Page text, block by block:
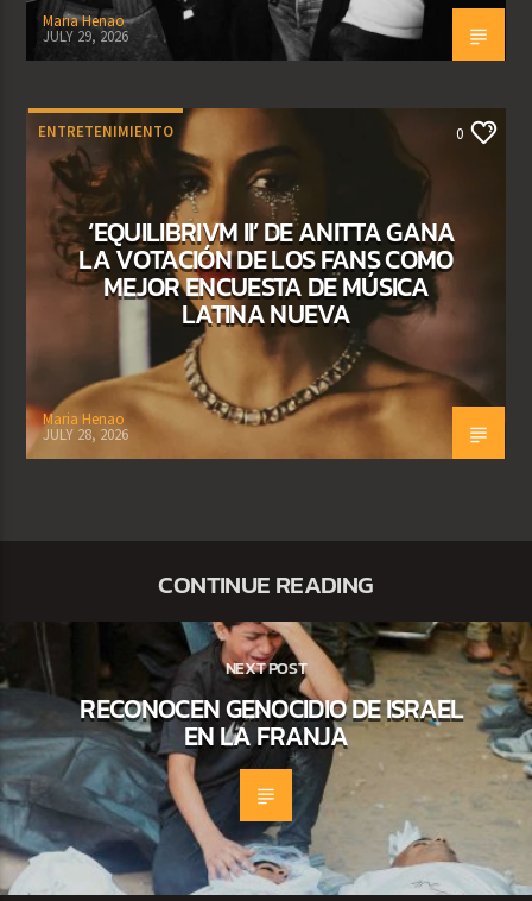
Maria Henao
JULY 29, 2026
ENTRETENIMIENTO 0
‘EQUILIBRIVM II’ DE ANITTA GANA
LA VOTACIÓN DE LOS FANS COMO
MEJOR ENCUESTA DE MÚSICA
LATINA NUEVA
Maria Henao
JULY 28, 2026
CONTINUE READING
NEXT POST
RECONOCEN GENOCIDIO DE ISRAEL
EN LA FRANJA